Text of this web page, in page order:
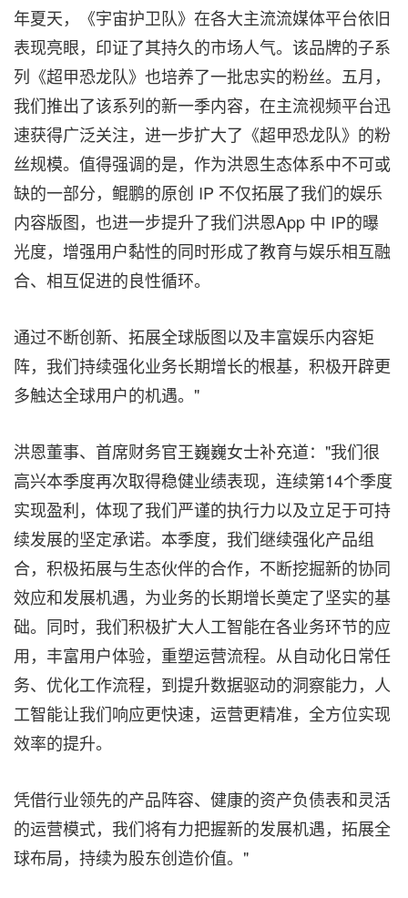
年夏天，《宇宙护卫队》在各大主流流媒体平台依旧
表现亮眼，印证了其持久的市场人气。该品牌的子系
列《超甲恐龙队》也培养了一批忠实的粉丝。五月，
我们推出了该系列的新一季内容，在主流视频平台迅
速获得广泛关注，进一步扩大了《超甲恐龙队》的粉
丝规模。值得强调的是，作为洪恩生态体系中不可或
缺的一部分，鲲鹏的原创 IP 不仅拓展了我们的娱乐
内容版图，也进一步提升了我们洪恩App 中 IP的曝
光度，增强用户黏性的同时形成了教育与娱乐相互融
合、相互促进的良性循环。
通过不断创新、拓展全球版图以及丰富娱乐内容矩
阵，我们持续强化业务长期增长的根基，积极开辟更
多触达全球用户的机遇。"
洪恩董事、首席财务官王巍巍女士补充道："我们很
高兴本季度再次取得稳健业绩表现，连续第14个季度
实现盈利，体现了我们严谨的执行力以及立足于可持
续发展的坚定承诺。本季度，我们继续强化产品组
合，积极拓展与生态伙伴的合作，不断挖掘新的协同
效应和发展机遇，为业务的长期增长奠定了坚实的基
础。同时，我们积极扩大人工智能在各业务环节的应
用，丰富用户体验，重塑运营流程。从自动化日常任
务、优化工作流程，到提升数据驱动的洞察能力，人
工智能让我们响应更快速，运营更精准，全方位实现
效率的提升。
凭借行业领先的产品阵容、健康的资产负债表和灵活
的运营模式，我们将有力把握新的发展机遇，拓展全
球布局，持续为股东创造价值。"